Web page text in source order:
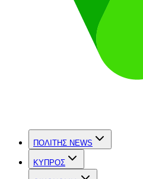
ΠΟΛΙΤΗΣ NEWS
ΚΥΠΡΟΣ